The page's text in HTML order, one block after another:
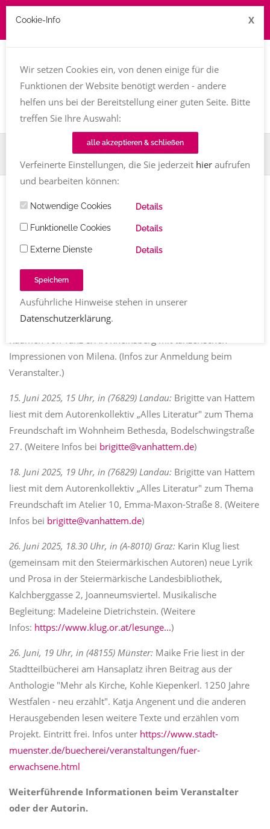
Home
TT-Magazin
Textinen lesen: Die Termine im Juni und Juli 2025
Textinen lesen: Die Termine im Juni
und Juli 2025
(aktualisiert 08.06.2025)
7. Juni 2025, 15.00 Uhr, in (16831) Rheinsberg:
Tanz“ Carmen Winter liest Lyrik und Kurzprosa in den
Räumen von Tanz & Art Rheinsberg mit tänzerischen
Impressionen von Milena. (Infos zur Anmeldung beim
Veranstalter.)
15. Juni 2025, 15 Uhr, in (76829) Landau: Brigitte van Hattem
liest mit dem Autorenkollektiv „Alles Literatur" zum Thema
Freundschaft im Wohnheim Bethesda, Bodelschwingstraße
27. (Weitere Infos bei brigitte@vanhattem.de)
18. Juni 2025, 19 Uhr, in (76829) Landau: Brigitte van Hattem
liest mit dem Autorenkollektiv „Alles Literatur" zum Thema
Freundschaft im Atelier 10, Emma-Maxon-Straße 8. (Weitere
Infos bei brigitte@vanhattem.de)
26. Juni 2025, 18.30 Uhr, in (A-8010) Graz: Karin Klug liest
(gemeinsam mit den Steiermärkischen Autoren) neue Lyrik
und Prosa in der Steiermärkische Landesbibliothek,
Kalchberggasse 2, Joanneumsviertel. Musikalische
Begleitung: Madeleine Dietrichstein. (Weitere
Infos: https://www.klug.or.at/lesunge...)
26. Juni, 19 Uhr, in (48155) Münster: Maike Frie liest in der
Stadtteilbücherei am Hansaplatz ihren Beitrag aus der
Anthologie "Mehr als Kirche, Kohle Kiepenkerl. 1250 Jahre
Westfalen - neu erzählt". Katja Angenent und die anderen
Herausgebenden lesen weitere Texte und erzählen vom
Projekt. Eintritt frei. Infos unter https://www.stadt-
muenster.de/buecherei/veranstaltungen/fuer-
erwachsene.html
Weiterführende Informationen beim Veranstalter
oder der Autorin.
Cookie-Info X
Wir setzen Cookies ein, von denen einige für die
Funktionen der Website benötigt werden - andere
helfen uns bei der Bereitstellung einer guten Seite. Bitte
treffen Sie Ihre Auswahl:
alle akzeptieren & schließen
Verfeinerte Einstellungen, die Sie jederzeit hieraufrufen
und bearbeiten können:
Notwendige Cookies Details
Funktionelle Cookies Details
Externe Dienste Details
Speichern
Ausführliche Hinweise stehen in unserer
Datenschutzerklärung.